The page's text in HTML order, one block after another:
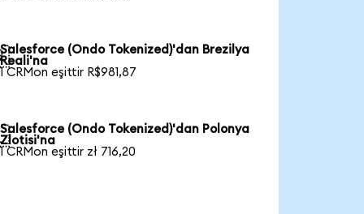
Salesforce (Ondo Tokenized)'dan Brezilya
Reali'na
1 CRMon eşittir R$981,87
Salesforce (Ondo Tokenized)'dan Polonya
Zlotisi'na
1 CRMon eşittir zł 716,20